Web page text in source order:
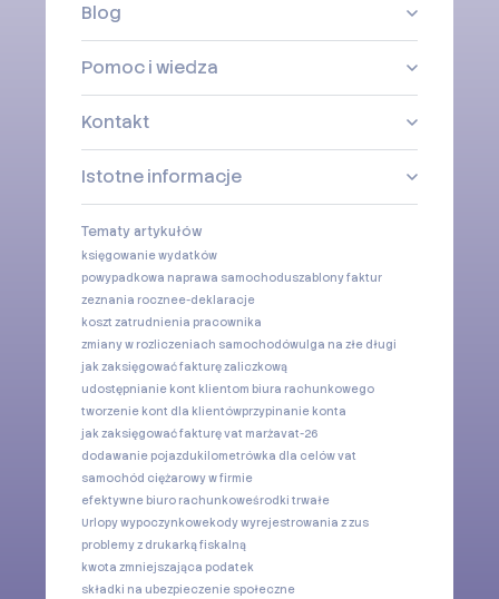
Blog
Pomoc i wiedza
Kontakt
Istotne informacje
Tematy artykułów
księgowanie wydatków
powypadkowa naprawa samochoduszablony faktur
zeznania rocznee-deklaracje
koszt zatrudnienia pracownika
zmiany w rozliczeniach samochodówulga na złe długi
jak zaksięgować fakturę zaliczkową
udostępnianie kont klientom biura rachunkowego
tworzenie kont dla klientówprzypinanie konta
jak zaksięgować fakturę vat marżavat-26
dodawanie pojazdu kilometrówka dla celów vat
samochód ciężarowy w firmie
efektywne biuro rachunkoweśrodki trwałe
Urlopy wypoczynkowekody wyrejestrowania z zus
problemy z drukarką fiskalną
kwota zmniejszająca podatek
składki na ubezpieczenie społeczne